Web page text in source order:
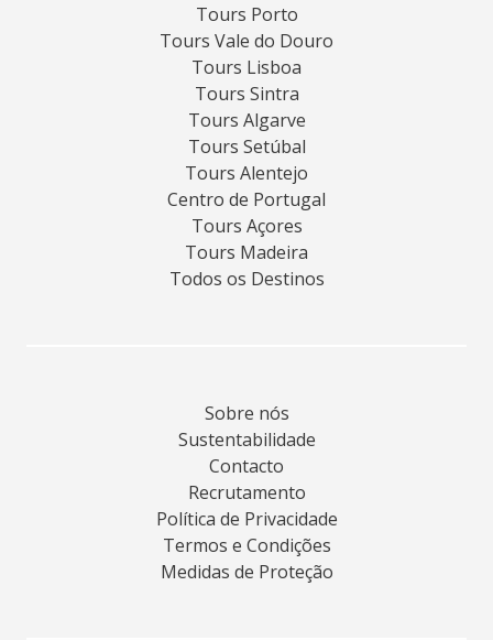
Tours Porto
Tours Vale do Douro
Tours Lisboa
Tours Sintra
Tours Algarve
Tours Setúbal
Tours Alentejo
Centro de Portugal
Tours Açores
Tours Madeira
Todos os Destinos
Sobre nós
Sustentabilidade
Contacto
Recrutamento
Política de Privacidade
Termos e Condições
Medidas de Proteção